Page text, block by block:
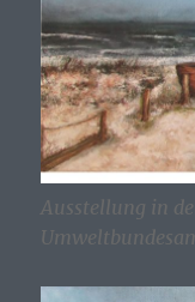
Ausstellung in